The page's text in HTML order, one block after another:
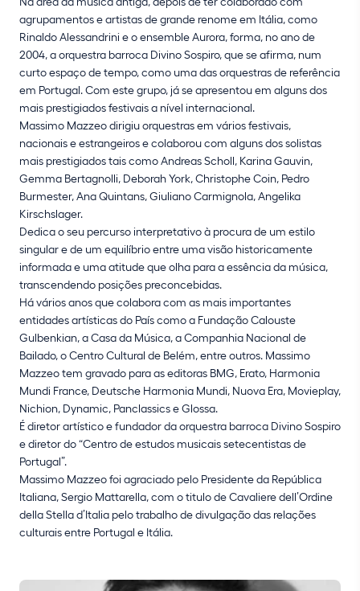
agrupamentos e artistas de grande renome em Itália, como
Rinaldo Alessandrini e o ensemble Aurora, forma, no ano de
2004, a orquestra barroca Divino Sospiro, que se afirma, num
curto espaço de tempo, como uma das orquestras de referência
em Portugal. Com este grupo, já se apresentou em alguns dos
mais prestigiados festivais a nível internacional.
Massimo Mazzeo dirigiu orquestras em vários festivais,
nacionais e estrangeiros e colaborou com alguns dos solistas
mais prestigiados tais como Andreas Scholl, Karina Gauvin,
Gemma Bertagnolli, Deborah York, Christophe Coin, Pedro
Burmester, Ana Quintans, Giuliano Carmignola, Angelika
Kirschslager.
Dedica o seu percurso interpretativo à procura de um estilo
singular e de um equilíbrio entre uma visão historicamente
informada e uma atitude que olha para a essência da música,
transcendendo posições preconcebidas.
Há vários anos que colabora com as mais importantes
entidades artísticas do País como a Fundação Calouste
Gulbenkian, a Casa da Música, a Companhia Nacional de
Bailado, o Centro Cultural de Belém, entre outros. Massimo
Mazzeo tem gravado para as editoras BMG, Erato, Harmonia
Mundi France, Deutsche Harmonia Mundi, Nuova Era, Movieplay,
Nichion, Dynamic, Panclassics e Glossa.
É diretor artístico e fundador da orquestra barroca Divino Sospiro
e diretor do “Centro de estudos musicais setecentistas de
Portugal”.
Massimo Mazzeo foi agraciado pelo Presidente da República
Italiana, Sergio Mattarella, com o titulo de Cavaliere dell’Ordine
della Stella d’Italia pelo trabalho de divulgação das relações
culturais entre Portugal e Itália.